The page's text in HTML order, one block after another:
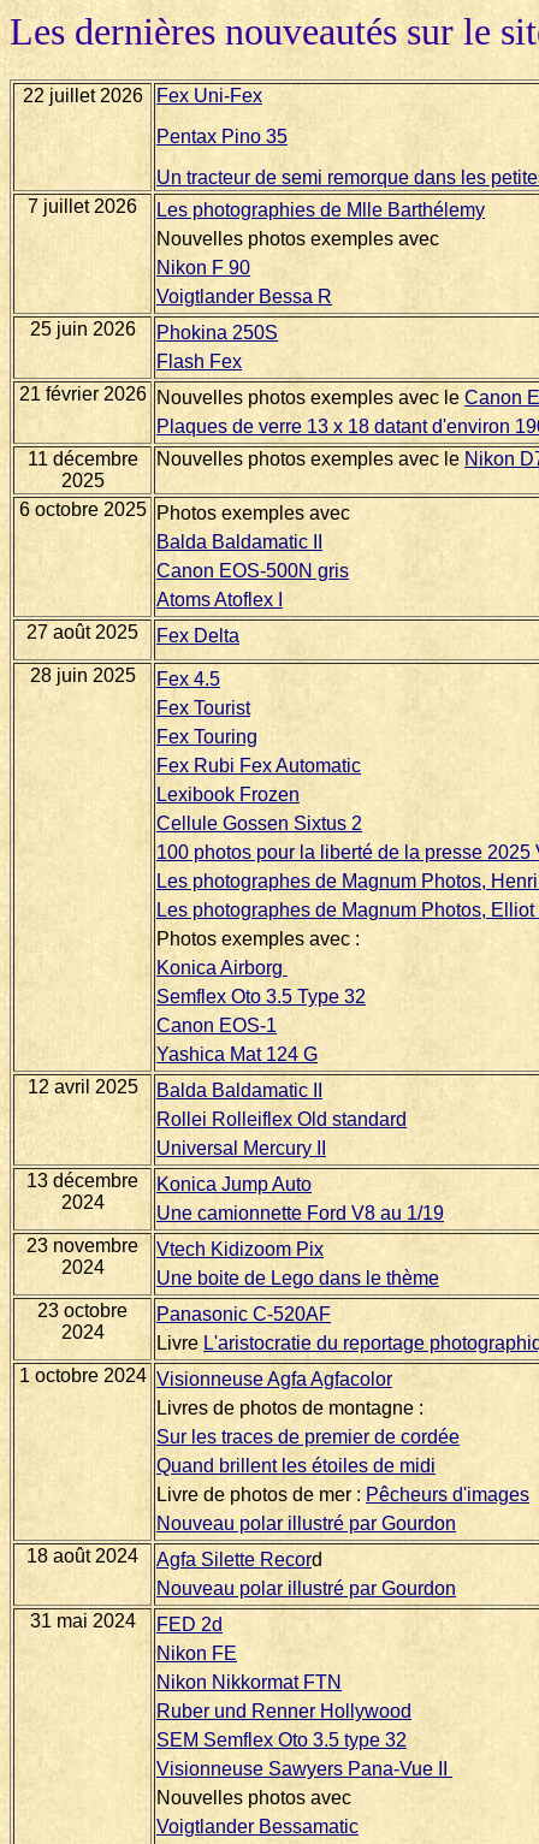
Les dernières nouveautés sur le
22 juillet 2026
Fex Uni-Fex
Pentax Pino 35
Un tracteur de semi remorque dans les
7 juillet 2026
Les photographies de Mlle Barthélemy
Nouvelles photos exemples avec
Nikon F 90
Voigtlander Bessa R
25 juin 2026
Phokina 250S
Flash Fex
21 février 2026
Nouvelles photos exemples avec le Canon
Plaques de verre 13 x 18 datant d'environ
11 décembre
2025
Nouvelles photos exemples avec le Nikon
6 octobre 2025
Photos exemples avec
Balda Baldamatic II
Canon EOS-500N gris
Atoms Atoflex I
27 août 2025
Fex Delta
28 juin 2025
Fex 4.5
Fex Tourist
Fex Touring
Fex Rubi Fex Automatic
Lexibook Frozen
Cellule Gossen Sixtus 2
100 photos pour la liberté de la presse 2025
Les photographes de Magnum Photos,
Les photographes de Magnum Photos, Elliot
Photos exemples avec :
Konica Airborg
Semflex Oto 3.5 Type 32
Canon EOS-1
Yashica Mat 124 G
12 avril 2025
Balda Baldamatic II
Rollei Rolleiflex Old standard
Universal Mercury II
13 décembre
2024
Konica Jump Auto
Une camionnette Ford V8 au 1/19
23 novembre
2024
Vtech Kidizoom Pix
Une boite de Lego dans le thème
23 octobre
2024
Panasonic C-520AF
Livre L'aristocratie du reportage
1 octobre 2024 Visionneuse Agfa Agfacolor
Livres de photos de montagne :
Sur les traces de premier de cordée
Quand brillent les étoiles de midi
Livre de photos de mer : Pêcheurs d'images
Nouveau polar illustré par Gourdon
18 août 2024
Agfa Silette Record
Nouveau polar illustré par Gourdon
31 mai 2024
FED 2d
Nikon FE
Nikon Nikkormat FTN
Ruber und Renner Hollywood
SEM Semflex Oto 3.5 type 32
Visionneuse Sawyers Pana-Vue II
Nouvelles photos avec
Voigtlander Bessamatic